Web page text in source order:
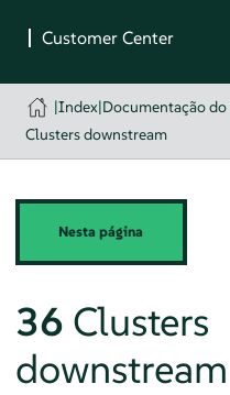
|Index|Documentação do
Clusters downstream
Nesta página
36 Clusters
downstream